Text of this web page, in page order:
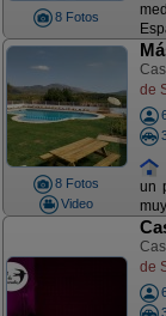
8 Fotos
8 Fotos
Video
de
un
de